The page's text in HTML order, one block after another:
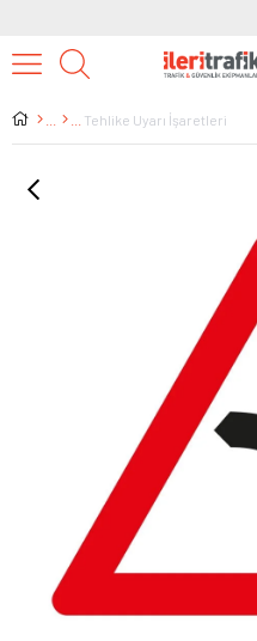
Tehlike Uyarı İşaretleri